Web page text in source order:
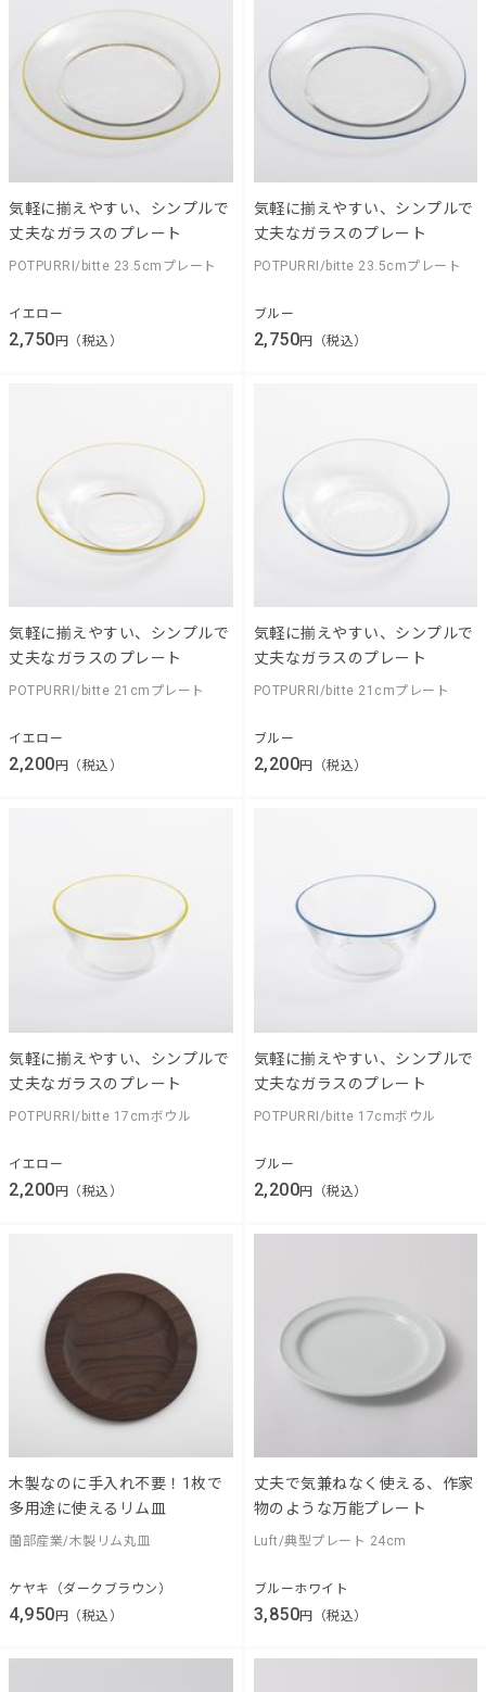
気軽に揃えやすい、シンプルで
丈夫なガラスのプレート
POTPURRI/bitte 23.5cmプレート
イエロー
2,750円（税込）
気軽に揃えやすい、シンプルで
丈夫なガラスのプレート
POTPURRI/bitte 23.5cmプレート
ブルー
2,750円（税込）
気軽に揃えやすい、シンプルで
丈夫なガラスのプレート
POTPURRI/bitte 21cmプレート
イエロー
2,200 円（税込）
気軽に揃えやすい、シンプルで
丈夫なガラスのプレート
POTPURRI/bitte 21cmプレート
ブルー
2,200円（税込）
気軽に揃えやすい、シンプルで
丈夫なガラスのプレート
POTPURRI/bitte 17cmボウル
イエロー
2,200円（税込）
気軽に揃えやすい、シンプルで
丈夫なガラスのプレート
POTPURRI/bitte 17cmボウル
ブルー
2,200円（税込）
木製なのに手入れ不要！1枚で
多用途に使えるリム皿
薗部産業/木製リム丸皿
ケヤキ（ダークブラウン）
4,950 円（税込）
丈夫で気兼ねなく使える、作家
物のような万能プレート
Luft/典型プレート 24cm
ブルーホワイト
3,850円（税込）